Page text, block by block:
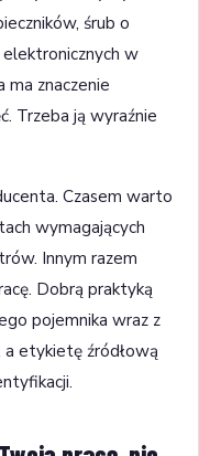
śrub o
w
ma znaczenie
Trzeba ją wyraźnie
Czasem warto
wymagających
Innym razem
Dobrą praktyką
pojemnika wraz z
etykietę źródłową